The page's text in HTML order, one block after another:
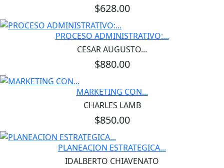
$628.00
PROCESO ADMINISTRATIVO:...
CESAR AUGUSTO...
$880.00
MARKETING CON...
CHARLES LAMB
$850.00
PLANEACION ESTRATEGICA...
IDALBERTO CHIAVENATO